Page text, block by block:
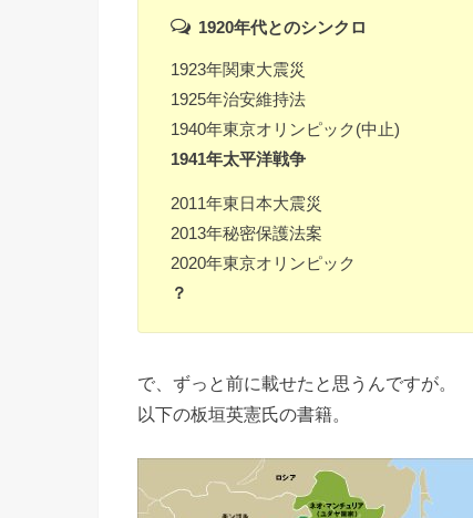
1920年代とのシンクロ
1923年関東大震災
1925年治安維持法
1940年東京オリンピック(中止)
1941年太平洋戦争
2011年東日本大震災
2013年秘密保護法案
2020年東京オリンピック
？
で、ずっと前に載せたと思うんですが。
以下の板垣英憲氏の書籍。